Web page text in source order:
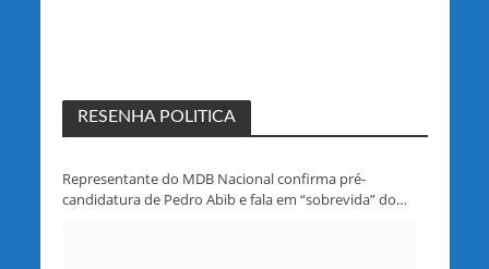
RESENHA POLITICA
Representante do MDB Nacional confirma pré-
candidatura de Pedro Abib e fala em “sobrevida” do